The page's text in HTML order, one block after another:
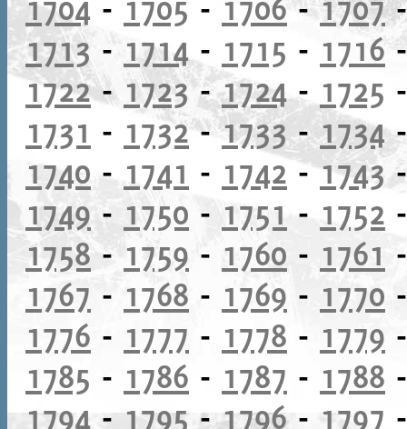
1713- 1714 - 1715 - 1716
1722- 1723-1724- 1725
1731 - 1732-1733-1734
1740 - 1741 - 1742-1743
1749- 1750 - 1751 - 1752
1758-1759 - 1760 - 1761
1767 - 1768 - 1769 - 1770
1776 - 1777 - 1778 - 1779
1785 - 1786 - 1787 - 1788
1794 - 1795 -1796- 1797